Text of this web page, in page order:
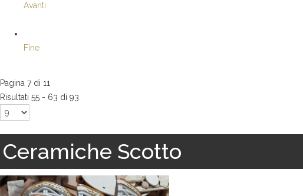
Avanti
Fine
Pagina 7 di 11
Risultati 55 - 63 di 93
Ceramiche Scotto